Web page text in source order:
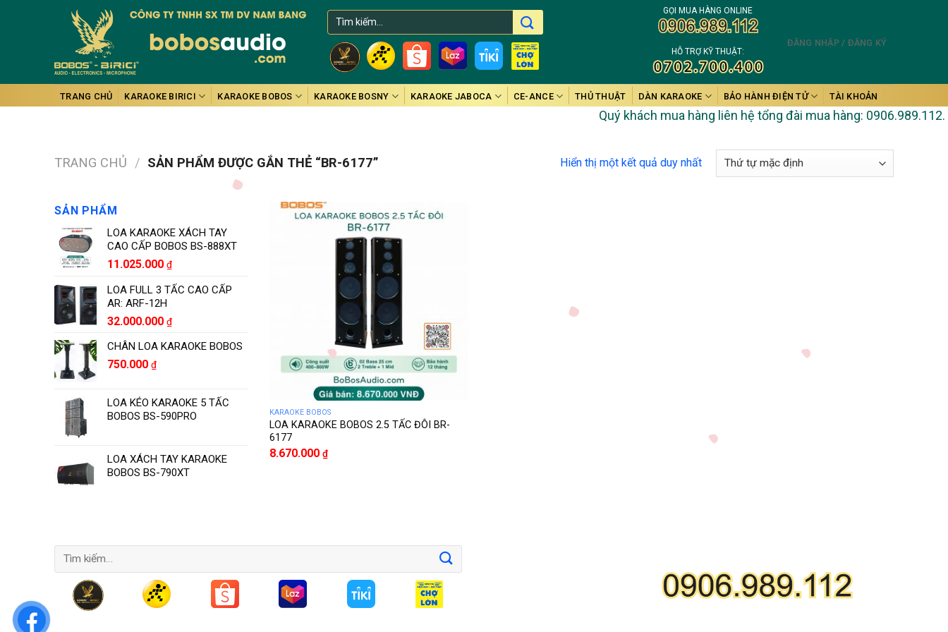
Tìm
kiếm:
GỌI MUA HÀNG ONLINE
HỖ TRỢ KỸ THUẬT:
ĐĂNG NHẬP / ĐĂNG KÝ
TRANG CHỦ KARAOKE BIRICI KARAOKE BOBOS KARAOKE BOSNY KARAOKE JABOCA CE-ANCE THỦ THUẬT DÀN KARAOKE BẢO HÀNH ĐIỆN TỬ TÀI KHOẢN
Quý khách mua hàng liên hệ tổng đài mua hàng:
TRANG CHỦ / SẢN PHẨM ĐƯỢC GẮN THẺ “BR-6177” Hiển thị một kết quả duy nhất
SẢN PHẨM
LOA KARAOKE XÁCH TAY
CAO CẤP BOBOS BS-888XT
11.025.000 ₫
LOA FULL 3 TẤC CAO CẤP
AR: ARF-12H
32.000.000 ₫
CHÂN LOA KARAOKE BOBOS
750.000 ₫
LOA KÉO KARAOKE 5 TẤC
BOBOS BS-590PRO
LOA XÁCH TAY KARAOKE
BOBOS BS-790XT
KARAOKE BOBOS
LOA KARAOKE BOBOS 2.5 TẤC ĐÔI BR-
6177
8.670.000 ₫
Tìm
kiếm: